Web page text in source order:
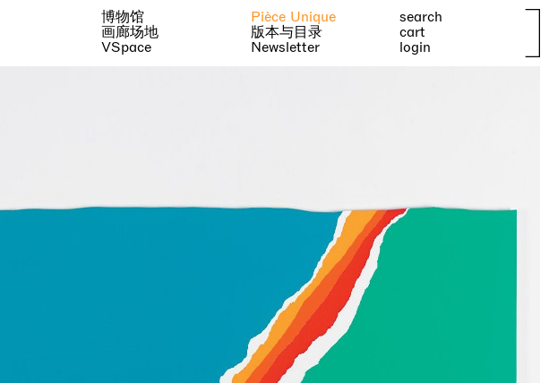
博物馆
画廊场地
VSpace
Pièce Unique
版本与目录
Newsletter
search
cart
login